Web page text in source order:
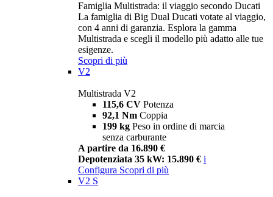
Famiglia Multistrada: il viaggio secondo Ducati
La famiglia di Big Dual Ducati votate al viaggio,
con 4 anni di garanzia. Esplora la gamma
Multistrada e scegli il modello più adatto alle tue
esigenze.
Scopri di più
V2
Multistrada V2
115,6 CV Potenza
92,1 Nm Coppia
199 kg Peso in ordine di marcia
senza carburante
A partire da 16.890 €
Depotenziata 35 kW: 15.890 € i
Configura Scopri di più
V2 S